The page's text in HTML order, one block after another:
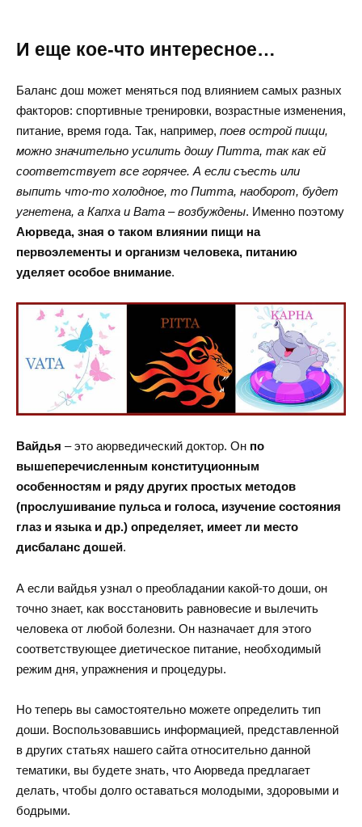
И еще кое-что интересное…
Баланс дош может меняться под влиянием самых разных
факторов: спортивные тренировки, возрастные изменения,
питание, время года. Так, например, поев острой пищи,
можно значительно усилить дошу Питта, так как ей
соответствует все горячее. А если съесть или
выпить что-то холодное, то Питта, наоборот, будет
угнетена, а Капха и Вата – возбуждены. Именно поэтому
Аюрведа, зная о таком влиянии пищи на
первоэлементы и организм человека, питанию
уделяет особое внимание.
Вайдья – это аюрведический доктор. Он по
вышеперечисленным конституционным
особенностям и ряду других простых методов
(прослушивание пульса и голоса, изучение состояния
глаз и языка и др.) определяет, имеет ли место
дисбаланс дошей.
А если вайдья узнал о преобладании какой-то доши, он
точно знает, как восстановить равновесие и вылечить
человека от любой болезни. Он назначает для этого
соответствующее диетическое питание, необходимый
режим дня, упражнения и процедуры.
Но теперь вы самостоятельно можете определить тип
доши. Воспользовавшись информацией, представленной
в других статьях нашего сайта относительно данной
тематики, вы будете знать, что Аюрведа предлагает
делать, чтобы долго оставаться молодыми, здоровыми и
бодрыми.